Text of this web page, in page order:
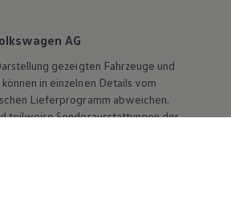
AG
gezeigten Fahrzeuge und
in einzelnen Details vom
Lieferprogramm abweichen.
teilweise Sonderausstattungen der